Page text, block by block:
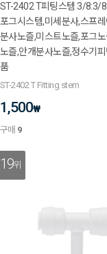
ST-2402 T피팅스템 3/8:3/
포그시스템,미세분사,스프
분사노즐,미스트노즐,포그
노즐,안개분사노즐,정수기
품
ST-2402 T Fitting stem
1,500₩
구매 9
19위